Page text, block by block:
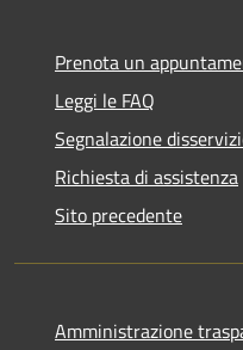
Prenota un
Leggi le FAQ
Segnalazione
Richiesta di assistenza
Sito precedente
Amministrazione